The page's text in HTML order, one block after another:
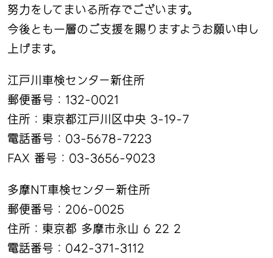
努力をしてまいる所存でございます。
今後とも一層のご支援を賜りますようお願い申し
上げます。
江戸川車検センター新住所
郵便番号：132-0021
住所：東京都江戸川区中央 3-19-7
電話番号：03-5678-7223
FAX 番号：03-3656-9023
多摩NT車検センター新住所
郵便番号：206-0025
住所：東京都 多摩市永山 6 22 2
電話番号：042-371-3112